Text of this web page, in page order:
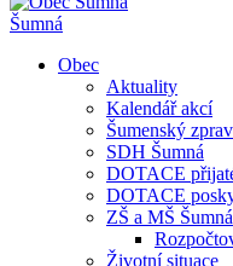
Šumná
Obec
Aktuality
Kalendář akcí
Šumenský
SDH Šumná
DOTACE
DOTACE
ZŠ a MŠ Šumná
Životní situace